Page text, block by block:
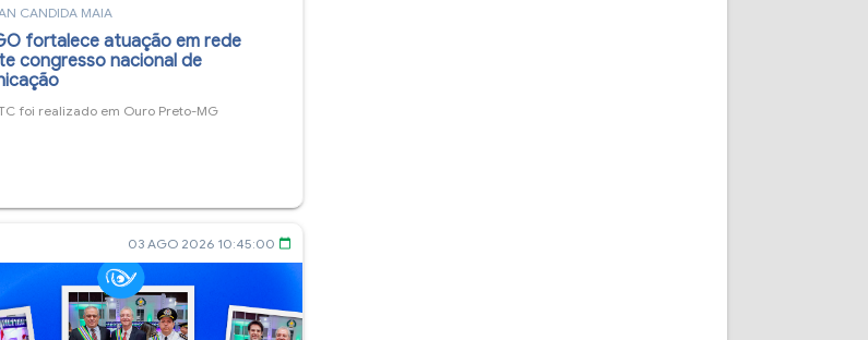
CANDIDA MAIA
fortalece atuação em rede
congresso nacional de
foi realizado em Ouro Preto-MG
03 AGO 2026 10:45:00 calendar_today